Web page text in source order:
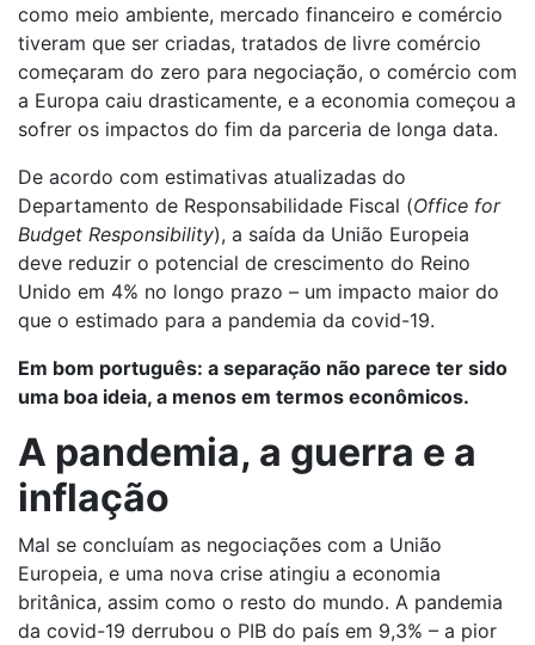
como meio ambiente, mercado financeiro e comércio
tiveram que ser criadas, tratados de livre comércio
começaram do zero para negociação, o comércio com
a Europa caiu drasticamente, e a economia começou a
sofrer os impactos do fim da parceria de longa data.
De acordo com estimativas atualizadas do
Departamento de Responsabilidade Fiscal (Office for
Budget Responsibility), a saída da União Europeia
deve reduzir o potencial de crescimento do Reino
Unido em 4% no longo prazo – um impacto maior do
que o estimado para a pandemia da covid-19.
Em bom português: a separação não parece ter sido
uma boa ideia, a menos em termos econômicos.
A pandemia, a guerra e a
inflação
Mal se concluíam as negociações com a União
Europeia, e uma nova crise atingiu a economia
britânica, assim como o resto do mundo. A pandemia
da covid-19 derrubou o PIB do país em 9,3% – a pior